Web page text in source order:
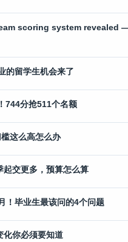
scoring system revealed
的留学生机会来了
744分抢511个名额
这么高怎么办
起交更多，预算怎么算
！毕业生最该问的4个问题
化你必须要知道